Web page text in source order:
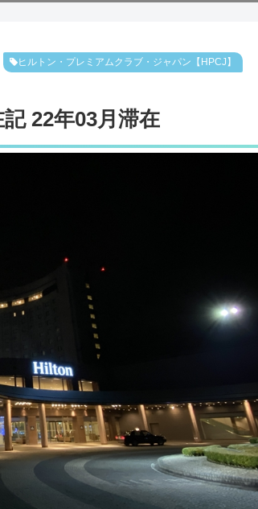
ヒルトン・プレミアムクラブ・ジャパン【HPCJ】
22年03月滞在